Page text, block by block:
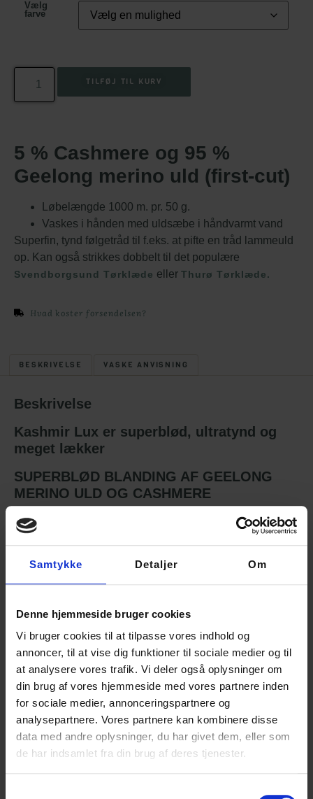
Samtykke Detaljer Om
Denne hjemmeside bruger cookies
Vi bruger cookies til at tilpasse vores indhold og
annoncer, til at vise dig funktioner til sociale medier og til
at analysere vores trafik. Vi deler også oplysninger om
din brug af vores hjemmeside med vores partnere inden
for sociale medier, annonceringspartnere og
analysepartnere. Vores partnere kan kombinere disse
data med andre oplysninger, du har givet dem, eller som
de har indsamlet fra din brug af deres tjenester.
Vælg
farve
TILFØJ TIL KURV
5 % Cashmere og 95 %
Geelong merino uld (first-cut)
Løbelængde 1000 m. pr. 50 g.
Vaskes i hånden med uldsæbe i håndvarmt vand
Superfin, tynd følgetråd til f.eks. at pifte en tråd lammeuld
op. Kan også strikkes dobbelt til det populære
Svendborgsund Tørklæde eller Thurø Tørklæde.
Hvad koster forsendelsen?
BESKRIVELSE VASKE ANVISNING
Beskrivelse
Kashmir Lux er superblød, ultratynd og
meget lækker
SUPERBLØD BLANDING AF GEELONG
MERINO ULD OG CASHMERE
Når Kashmir Lux fra
vaskes folder den sig ud
og bliver noget tykkere end man oplever den på spolen. Derfor
er det også vigtigt at vaske ens strikke prøve for at vurdere den
korrekt inden man går i gang med at strikke.
OBS! Farvenavnene er de engelske som de findes hos Knoll
muligheder for at kombinere med dette garn. Man kan strikke
den med som medløbertråd, eller dobbeltgarn. Kashmir lux og
lambswool på pind 3-3,5 mm. (vejl.) rammer en strikkefasthed
der går til mange opskrifter. Kashmir Lux kan også anvendes til
spindelvævstynde lace sjaler.
Brug for eksempel Kashmir Lux til Garnfryds og Made by Annies
eget tørklæde design,Thurø Tørklædeeller
Svendborgsund Tørklædet.